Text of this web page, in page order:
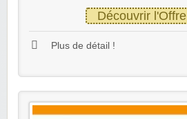
Découvrir l'Offre
Plus de détail !